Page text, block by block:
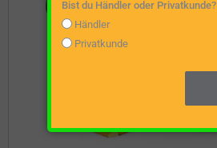
Bist du Händler oder Privatkunde?
Händler
Privatkunde